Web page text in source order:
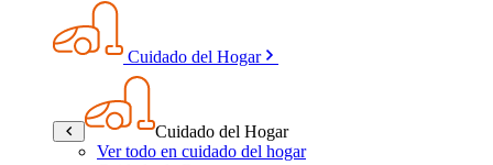
Cuidado del Hogar
Cuidado del Hogar
Ver todo en cuidado del hogar